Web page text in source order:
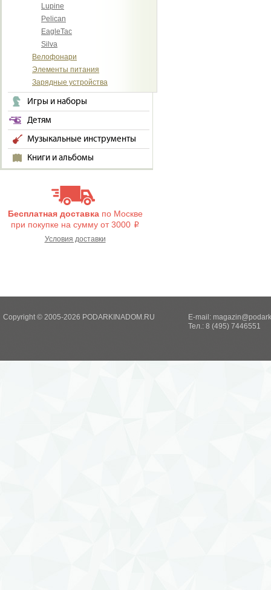
Lupine
Pelican
EagleTac
Silva
Велофонари
Элементы питания
Зарядные устройства
Игры и наборы
Детям
Музыкальные инструменты
Книги и альбомы
Бесплатная доставкапо Москве
при покупке на сумму от 3000 i
Условия доставки
Copyright © 2005-2026 PODARKINADOM.RU E-mail:
Тел.: 8 (495) 7446551